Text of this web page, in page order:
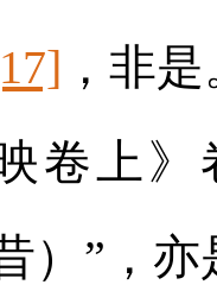
，非
卷上》
）”，